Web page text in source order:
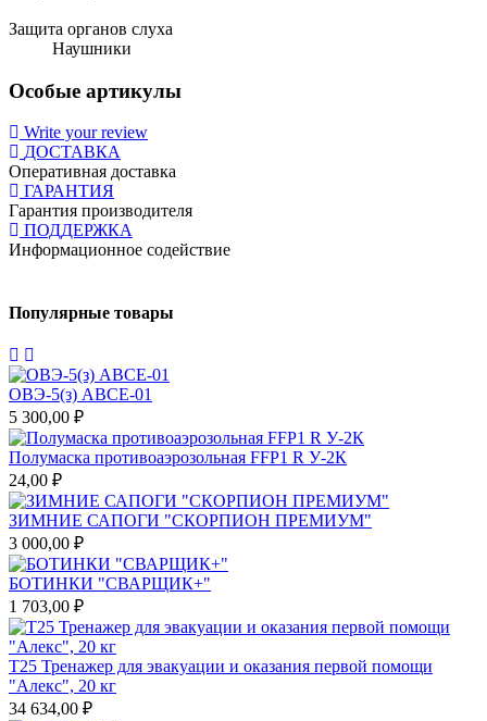
Защита органов слуха
Наушники
Особые артикулы
Write your review
ДОСТАВКА
Оперативная доставка
ГАРАНТИЯ
Гарантия производителя
ПОДДЕРЖКА
Информационное содействие
Популярные товары
ОВЭ-5(з) АВCЕ-01
5 300,00 ₽
Полумаска противоаэрозольная FFP1 R У-2К
24,00 ₽
ЗИМНИЕ САПОГИ "СКОРПИОН ПРЕМИУМ"
3 000,00 ₽
БОТИНКИ "СВАРЩИК+"
1 703,00 ₽
Т25 Тренажер для эвакуации и оказания первой помощи
"Алекс", 20 кг
34 634,00 ₽